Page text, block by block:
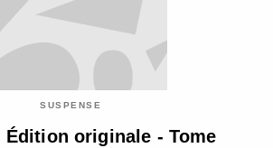
SUSPENSE
Édition originale - Tome